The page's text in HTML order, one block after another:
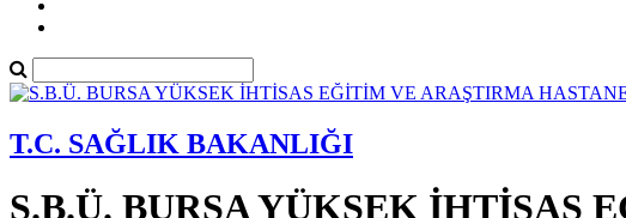
T.C. SAĞLIK BAKANLIĞI
S.B.Ü. BURSA YÜKSEK İHTİSAS